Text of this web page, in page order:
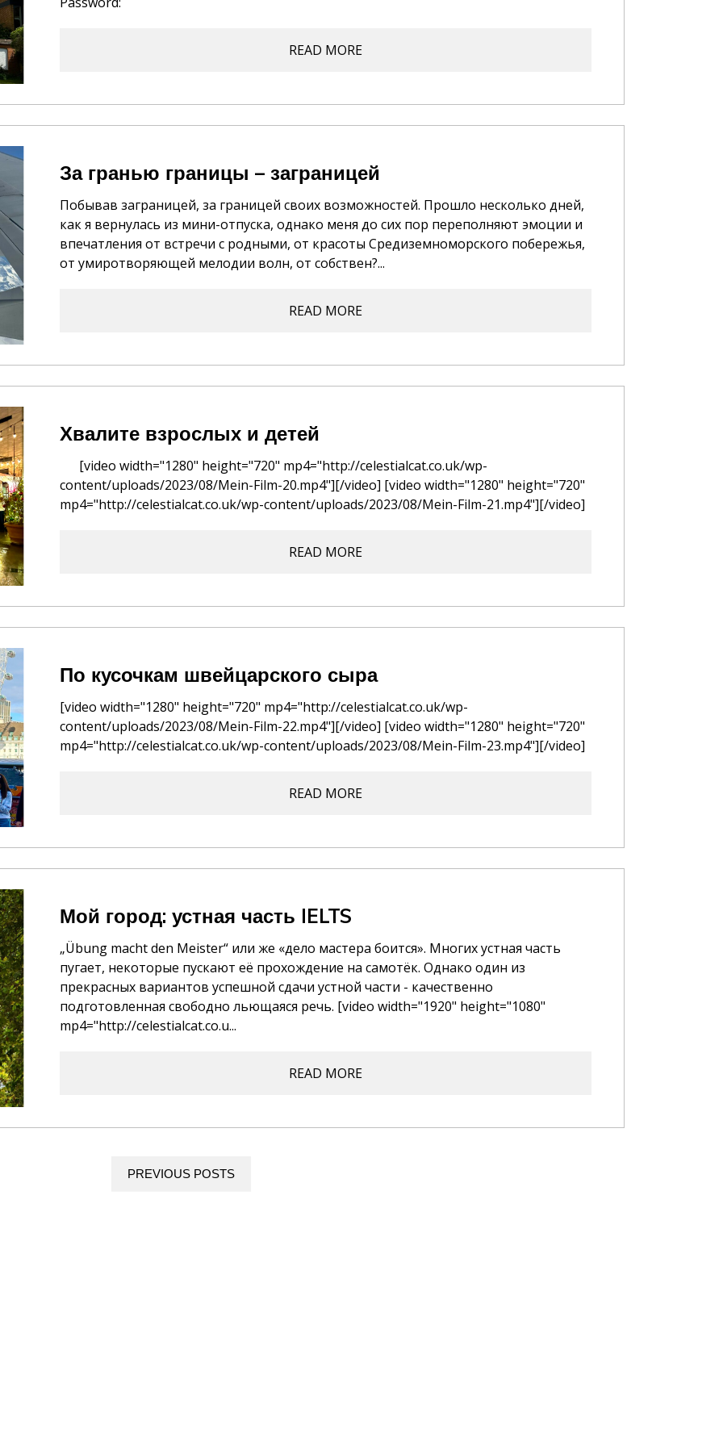
READ MORE
За гранью границы – заграницей
Побывав заграницей, за границей своих возможностей. Прошло несколько дней,
как я вернулась из мини-отпуска, однако меня до сих пор переполняют эмоции и
впечатления от встречи с родными, от красоты Средиземноморского побережья,
от умиротворяющей мелодии волн, от собствен?...
READ MORE
Хвалите взрослых и детей
[video width="1280" height="720" mp4="http://celestialcat.co.uk/wp-
content/uploads/2023/08/Mein-Film-20.mp4"][/video] [video width="1280" height="720"
mp4="http://celestialcat.co.uk/wp-content/uploads/2023/08/Mein-Film-21.mp4"][/video]
READ MORE
По кусочкам швейцарского сыра
[video width="1280" height="720" mp4="http://celestialcat.co.uk/wp-
content/uploads/2023/08/Mein-Film-22.mp4"][/video] [video width="1280" height="720"
mp4="http://celestialcat.co.uk/wp-content/uploads/2023/08/Mein-Film-23.mp4"][/video]
READ MORE
Мой город: устная часть IELTS
„Übung macht den Meister“ или же «дело мастера боится». Многих устная часть
пугает, некоторые пускают её прохождение на самотёк. Однако один из
прекрасных вариантов успешной сдачи устной части - качественно
подготовленная свободно льющаяся речь. [video width="1920" height="1080"
mp4="http://celestialcat.co.u...
READ MORE
PREVIOUS POSTS